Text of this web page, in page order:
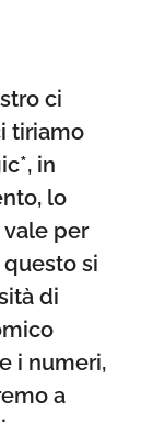
ci
tiriamo
in
lo
vale per
questo si
di
i numeri,
a